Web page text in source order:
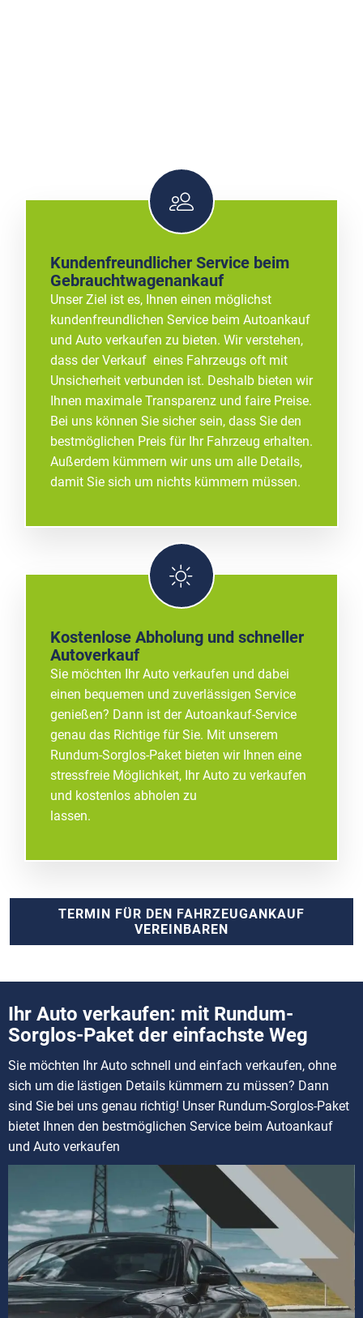
Kundenfreundlicher Service beim
Gebrauchtwagenankauf
Unser Ziel ist es, Ihnen einen möglichst
kundenfreundlichen Service beim Autoankauf
und Auto verkaufen zu bieten. Wir verstehen,
dass der Verkauf eines Fahrzeugs oft mit
Unsicherheit verbunden ist. Deshalb bieten wir
Ihnen maximale Transparenz und faire Preise.
Bei uns können Sie sicher sein, dass Sie den
bestmöglichen Preis für Ihr Fahrzeug erhalten.
Außerdem kümmern wir uns um alle Details,
damit Sie sich um nichts kümmern müssen.
Kostenlose Abholung und schneller
Autoverkauf
Sie möchten Ihr Auto verkaufen und dabei
einen bequemen und zuverlässigen Service
genießen? Dann ist der Autoankauf-Service
genau das Richtige für Sie. Mit unserem
Rundum-Sorglos-Paket bieten wir Ihnen eine
stressfreie Möglichkeit, Ihr Auto zu verkaufen
und kostenlos abholen zu
lassen.
TERMIN FÜR DEN FAHRZEUGANKAUF
VEREINBAREN
Ihr Auto verkaufen: mit Rundum-
Sorglos-Paket der einfachste Weg
Sie möchten Ihr Auto schnell und einfach verkaufen, ohne
sich um die lästigen Details kümmern zu müssen? Dann
sind Sie bei uns genau richtig! Unser Rundum-Sorglos-Paket
bietet Ihnen den bestmöglichen Service beim Autoankauf
und Auto verkaufen